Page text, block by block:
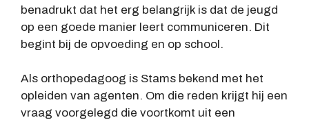
benadrukt dat het erg belangrijk is dat de jeugd
op een goede manier leert communiceren. Dit
begint bij de opvoeding en op school.
Als orthopedagoog is Stams bekend met het
opleiden van agenten. Om die reden krijgt hij een
vraag voorgelegd die voortkomt uit een